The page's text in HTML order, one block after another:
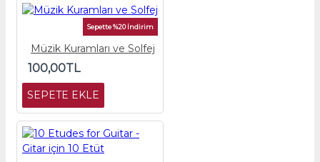
Sepette %20 İndirim
Müzik Kuramları ve Solfej
100,00TL
SEPETE EKLE